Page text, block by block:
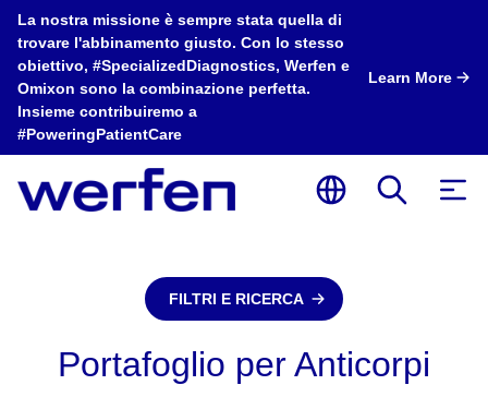
La nostra missione è sempre stata quella di
trovare l'abbinamento giusto. Con lo stesso
obiettivo, #SpecializedDiagnostics, Werfen e
Omixon sono la combinazione perfetta.
Insieme contribuiremo a
#PoweringPatientCare
Learn More
FILTRI E RICERCA
Portafoglio per Anticorpi